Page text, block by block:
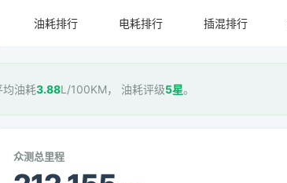
油耗排行 电耗排行 插混排行
均油耗3.88L/100KM， 油耗评级5星。
众测总里程